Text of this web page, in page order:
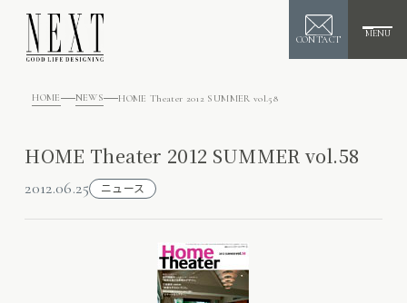
CONTACT
MENU
HOME NEWS HOME Theater 2012 SUMMER vol.58
HOME Theater 2012 SUMMER vol.58
2012.06.25 ニュース